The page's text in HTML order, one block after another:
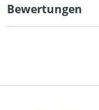
Bewertungen